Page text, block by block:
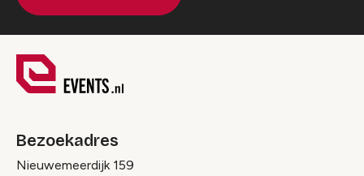
Bezoekadres
Nieuwemeerdijk 159